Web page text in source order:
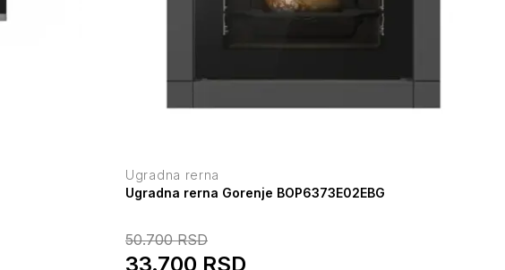
Ugradna rerna
Ugradna rerna Gorenje BOP6373E02EBG
50.700RSD
33.700 RSD